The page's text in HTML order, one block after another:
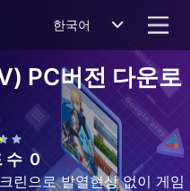
한국어
PC버전 다운로
수 0
린으로 발열현상 없이 게임